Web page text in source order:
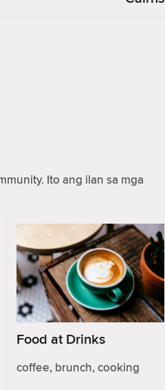
Ito ang ilan sa mga
Food at Drinks
coffee, brunch, cooking